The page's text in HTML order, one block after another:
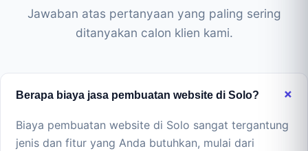
Jawaban atas pertanyaan yang paling sering
ditanyakan calon klien kami.
Berapa biaya jasa pembuatan website di Solo?
Biaya pembuatan website di Solo sangat tergantung
jenis dan fitur yang Anda butuhkan, mulai dari